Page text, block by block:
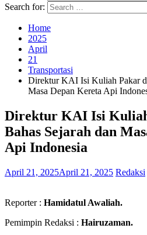
Search for:
Home
2025
April
21
Transportasi
Direktur KAI Isi Kuliah Pakar
Masa Depan Kereta Api
Direktur KAI Isi
Bahas Sejarah dan
Api Indonesia
April 21, 2025April 21, 2025 Redaksi
Reporter : Hamidatul Awaliah.
Pemimpin Redaksi : Hairuzaman.